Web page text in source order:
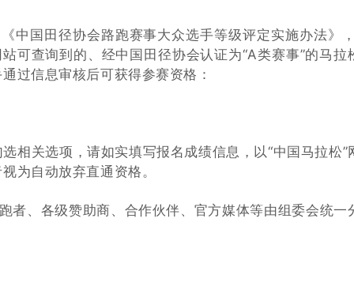
中国田径协会路跑赛事大众选手等级评定实施办法》
可查询到的、经中国田径协会认证为“A类赛事”的马拉
过信息审核后可获得参赛资格：
相关选项，请如实填写报名成绩信息，以“中国马拉松”
为自动放弃直通资格。
者、各级赞助商、合作伙伴、官方媒体等由组委会统一